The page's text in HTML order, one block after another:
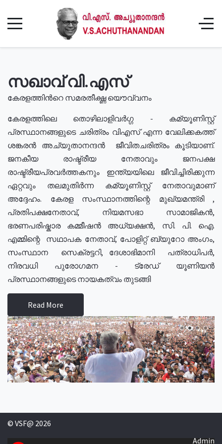
സഖാവ് വി.എസ്
കേരളത്തിൻറെ സമരതീക്ഷ്ണ യൌവ്വനം
കേരളത്തിലെ തൊഴിലാളിവർഗ്ഗ - കമ്യൂണിസ്റ്റ്
പ്രസ്ഥാനങ്ങളുടെ ചരിത്രം വിഎസ് എന്ന വേലിക്കകത്ത്
ശങ്കരൻ അച്യുതാനന്ദൻ ജീവിതചരിത്രം കൂടിയാണ്.
ജനകീയ രാഷ്ട്രീയ നേതാവും ജനപക്ഷ
രാഷ്ട്രീയപ്രവർത്തകനും ഇന്ത്യയിലെ ജീവിച്ചിരിക്കുന്ന
ഏറ്റവും തലമുതിർന്ന കമ്യൂണിസ്റ്റ് നേതാവുമാണ്
അദ്ദേഹം. കേരള സംസ്ഥാനത്തിന്റെ മുഖ്യമന്ത്രി ,
പ്രതിപക്ഷനേതാവ്, നിയമസഭാ സാമാജികൻ,
ഭരണപരിഷ്കാര കമ്മീഷൻ അധ്യക്ഷൻ, സി. പി. ഐ.
എമ്മിന്റെ സഥാപക നേതാവ്, പോളിറ്റ് ബ്യുറോ അംഗം,
സംസ്ഥാന സെക്രട്ടറി, ദേശാഭിമാനി പത്രാധിപർ,
നിരവധി പുരോഗമന - ട്രേഡ് യൂണിയൻ
പ്രസ്ഥാനങ്ങളുടെ നായകത്വം തുടങ്ങി
Read More
© VSF@ 2026
Admin